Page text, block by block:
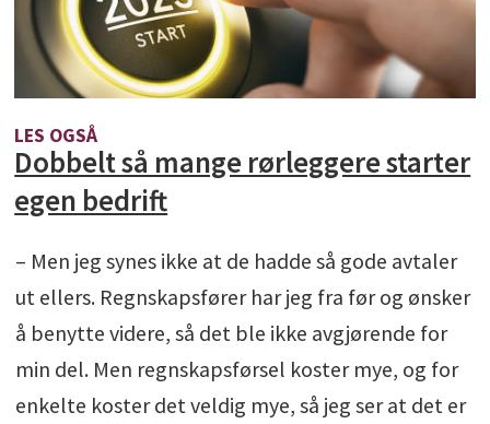
LES OGSÅ
Dobbelt så mange rørleggere starter
egen bedrift
– Men jeg synes ikke at de hadde så gode avtaler
ut ellers. Regnskapsfører har jeg fra før og ønsker
å benytte videre, så det ble ikke avgjørende for
min del. Men regnskapsførsel koster mye, og for
enkelte koster det veldig mye, så jeg ser at det er